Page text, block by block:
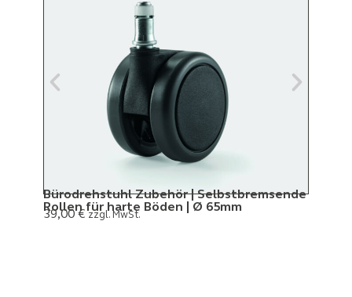
Bürodrehstuhl Zubehör | Selbstbremsende
Rollen für harte Böden | Ø 65mm
39,00€ zzgl. MwSt.